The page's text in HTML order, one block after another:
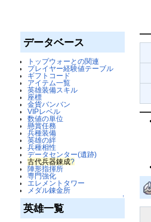
データベース
トップウォーとの関連
プレイヤー経験値テーブル
ギフトコード
アイテム一覧
英雄装備スキル
座標
金貨バンバン
VIPレベル
数値の単位
懸賞任務
兵種装備
英雄の絆
兵種相性
データセンター(遺跡)
古代兵器錬成?
陣形指揮所
専門強化
エレメントタワー
メダル錬金所
↑
英雄一覧